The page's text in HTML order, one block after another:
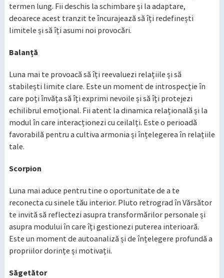
termen lung. Fii deschis la schimbare și la adaptare,
deoarece acest tranzit te încurajează să îți redefinești
limitele și să îți asumi noi provocări.​
Balanță
Luna mai te provoacă să îți reevaluezi relațiile și să
stabilești limite clare. Este un moment de introspecție în
care poți învăța să îți exprimi nevoile și să îți protejezi
echilibrul emoțional. Fii atent la dinamica relațională și la
modul în care interacționezi cu ceilalți. Este o perioadă
favorabilă pentru a cultiva armonia și înțelegerea în relațiile
tale.​
Scorpion
Luna mai aduce pentru tine o oportunitate de a te
reconecta cu sinele tău interior. Pluto retrograd în Vărsător
te invită să reflectezi asupra transformărilor personale și
asupra modului în care îți gestionezi puterea interioară.
Este un moment de autoanaliză și de înțelegere profundă a
propriilor dorințe și motivații.
Săgetător